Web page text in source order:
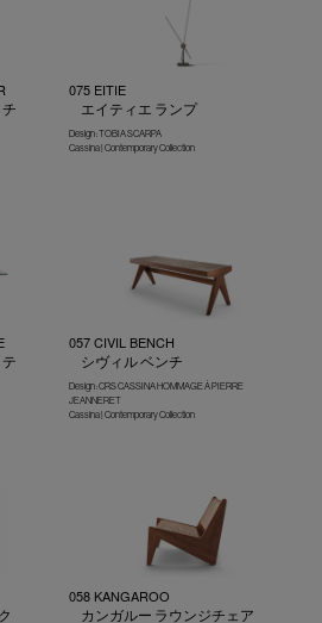
075 EITIE
エイティエ ランプ
Design : TOBIA SCARPA
Cassina | Contemporary Collection
057 CIVIL BENCH
シヴィル ベンチ
Design : CRS CASSINA HOMMAGE À PIERRE
JEANNERET
Cassina | Contemporary Collection
058 KANGAROO
カンガルー ラウンジチェア